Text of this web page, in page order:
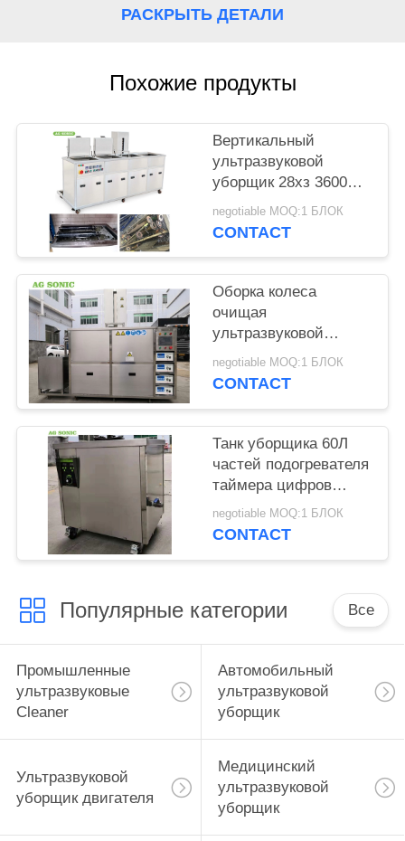
PRIVACY
POLICY
РАСКРЫТЬ ДЕТАЛИ
Похожие продукты
Вертикальный
ультразвуковой
уборщик 28хз 3600В
двигателя 360Л с
прикрепленной на
negotiable MOQ:1 БЛОК
CONTACT
Оборка колеса
очищая
ультразвуковой
уборщик двигателя с
контролируемым ПЛК
negotiable MOQ:1 БЛОК
CONTACT
Танк уборщика 60Л
частей подогревателя
таймера цифров
промышленный
ультразвуковой с
negotiable MOQ:1 БЛОК
CONTACT
Популярные категории Все
Промышленные
ультразвуковые
Cleaner
Автомобильный
ультразвуковой
уборщик
Ультразвуковой
уборщик двигателя
Медицинский
ультразвуковой
уборщик